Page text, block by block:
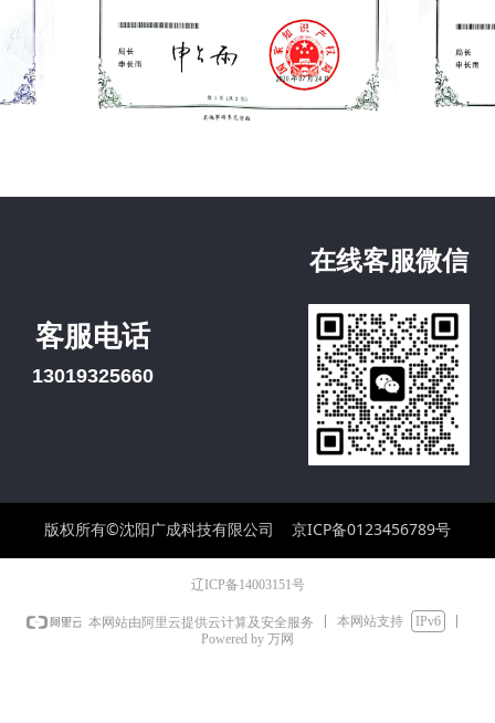
客服电话
13019325660
在线客服微信
版权所有©沈阳广成科技有限公司 京ICP备0123456789号
辽ICP备14003151号
本网站由阿里云提供云计算及安全服务 本网站支持
IPv6
Powered by 万网